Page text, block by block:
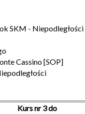
SKM - Niepodległości
Cassino [SOP]
Kurs nr 3 do